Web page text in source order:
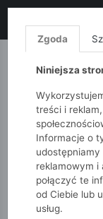
MONNARI
51015kids
Zestaw 2
Zgoda
Niniejsza
treści i
Informacje o
udostępniamy
reklamowym i
połączyć te
od Ciebie lub
usług.